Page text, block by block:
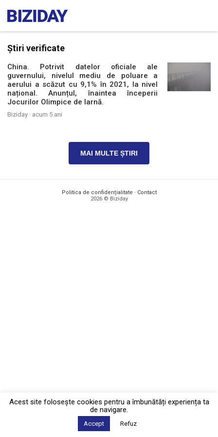
Știri verificate
China. Potrivit datelor oficiale ale
guvernului, nivelul mediu de poluare a
aerului a scăzut cu 9,1% în 2021, la nivel
național. Anunțul, înaintea începerii
Jocurilor Olimpice de Iarnă.
Biziday · acum 5 ani
MAI MULTE ȘTIRI
Politica de confidențialitate · Contact
2026 © Biziday
Acest site foloseşte cookies pentru a îmbunătăți experiența ta
de navigare.
Accept Refuz